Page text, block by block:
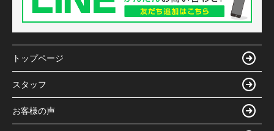
トップページ
スタッフ
お客様の声